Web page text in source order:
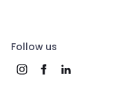
Follow us